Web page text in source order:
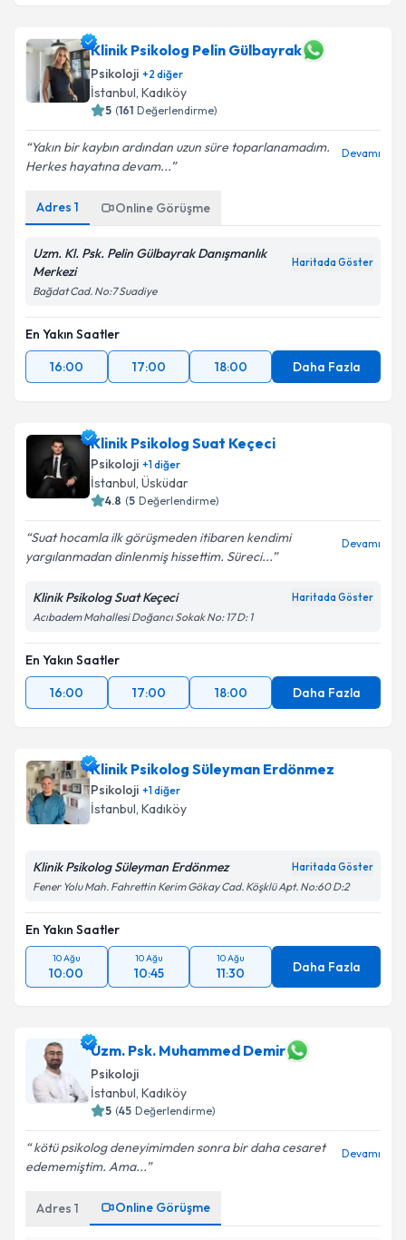
Klinik Psikolog Pelin Gülbayrak
Psikoloji +2 diğer
İstanbul, Kadıköy
5 (161 Değerlendirme)
Yakın bir kaybın ardından uzun süre toparlanamadım.
Herkes hayatına devam...
Devamı
Adres 1 Online Görüşme
Uzm. Kl. Psk. Pelin Gülbayrak Danışmanlık
Merkezi
Haritada Göster
Bağdat Cad. No:7 Suadiye
En Yakın Saatler
16:00
17:00 18:00 Daha Fazla
Klinik Psikolog Suat Keçeci
Psikoloji +1diğer
İstanbul, Üsküdar
4.8 (5 Değerlendirme)
Suat hocamla ilk görüşmeden itibaren kendimi
yargılanmadan dinlenmiş hissettim. Süreci...
Devamı
Klinik Psikolog Suat Keçeci Haritada Göster
Acıbadem Mahallesi Doğancı Sokak No: 17 D: 1
En Yakın Saatler
16:00
17:00 18:00 Daha Fazla
Klinik Psikolog Süleyman Erdönmez
Psikoloji +1diğer
İstanbul, Kadıköy
Klinik Psikolog Süleyman Erdönmez Haritada Göster
Fener Yolu Mah. Fahrettin Kerim Gökay Cad. Köşklü Apt. No:60 D:2
En Yakın Saatler
10 Ağu
10:00
10 Ağu
10:45
10 Ağu
11:30 Daha Fazla
Uzm. Psk. Muhammed Demir
Psikoloji
İstanbul, Kadıköy
5 (45 Değerlendirme)
kötü psikolog deneyimimden sonra bir daha cesaret
edememiştim. Ama...
Devamı
Adres 1 Online Görüşme